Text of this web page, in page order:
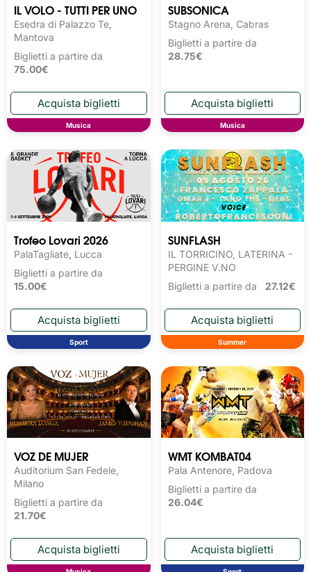
IL VOLO - TUTTI PER UNO
Esedra di Palazzo Te,
Mantova
Biglietti a partire da
75.00€
Musica
SUBSONICA
Stagno Arena, Cabras
Biglietti a partire da
28.75€
Musica
Trofeo Lovari 2026
PalaTagliate, Lucca
Biglietti a partire da
15.00€
Sport
SUNFLASH
IL TORRICINO, LATERINA -
PERGINE V.NO
Biglietti a partire da 27.12€
Summer
VOZ DE MUJER
Auditorium San Fedele,
Milano
Biglietti a partire da
21.70€
WMT KOMBAT04
Pala Antenore, Padova
Biglietti a partire da
26.04€